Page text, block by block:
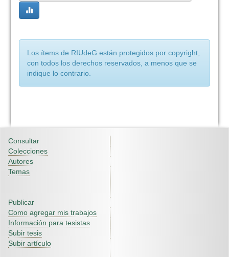
Los ítems de RIUdeG están protegidos por copyright,
con todos los derechos reservados, a menos que se
indique lo contrario.
Consultar
Colecciones
Autores
Temas
Publicar
Como agregar mis trabajos
Información para tesistas
Subir tesis
Subir artículo